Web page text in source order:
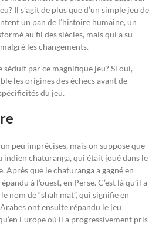
Il s’agit de plus que d’un simple jeu de
un pan de l’histoire humaine, un
au fil des siècles, mais qui a su
les changements.
par ce magnifique jeu? Si oui,
les origines des échecs avant de
du jeu.
peu imprécises, mais on suppose que
indien chaturanga, qui était joué dans le
Après que le chaturanga a gagné en
à l’ouest, en Perse. C’est là qu’il a
nom de “shah mat”, qui signifie en
ont ensuite répandu le jeu
Europe où il a progressivement pris